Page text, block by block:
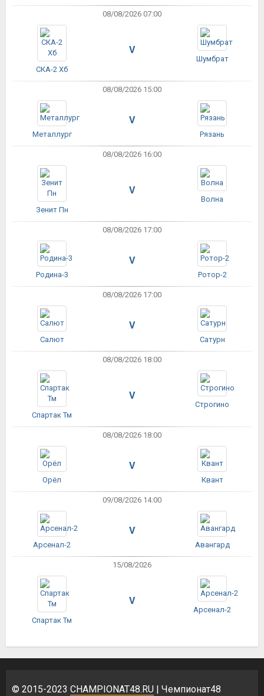
08/08/2026 07:00
СКА-2 Хб
V
Шумбрат
08/08/2026 15:00
Металлург
V
Рязань
08/08/2026 16:00
Зенит Пн
V
Волна
08/08/2026 17:00
Родина-3
V
Ротор-2
08/08/2026 17:00
Салют
V
Сатурн
08/08/2026 18:00
Спартак Тм
V
Строгино
08/08/2026 18:00
Орёл
V
Квант
09/08/2026 14:00
Арсенал-2
V
Авангард
15/08/2026
Спартак Тм
V
Арсенал-2
© 2015-2023 CHAMPIONAT48.RU | Чемпионат48